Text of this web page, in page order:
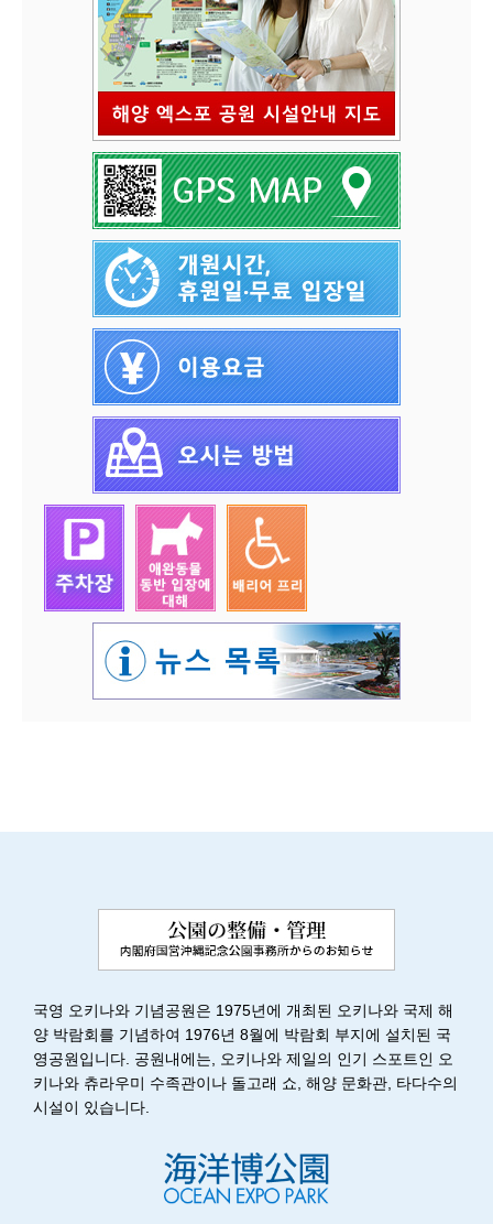
국영 오키나와 기념공원은 1975년에 개최된 오키나와 국제 해
양 박람회를 기념하여 1976년 8월에 박람회 부지에 설치된 국
영공원입니다. 공원내에는, 오키나와 제일의 인기 스포트인 오
키나와 츄라우미 수족관이나 돌고래 쇼, 해양 문화관, 타다수의
시설이 있습니다.